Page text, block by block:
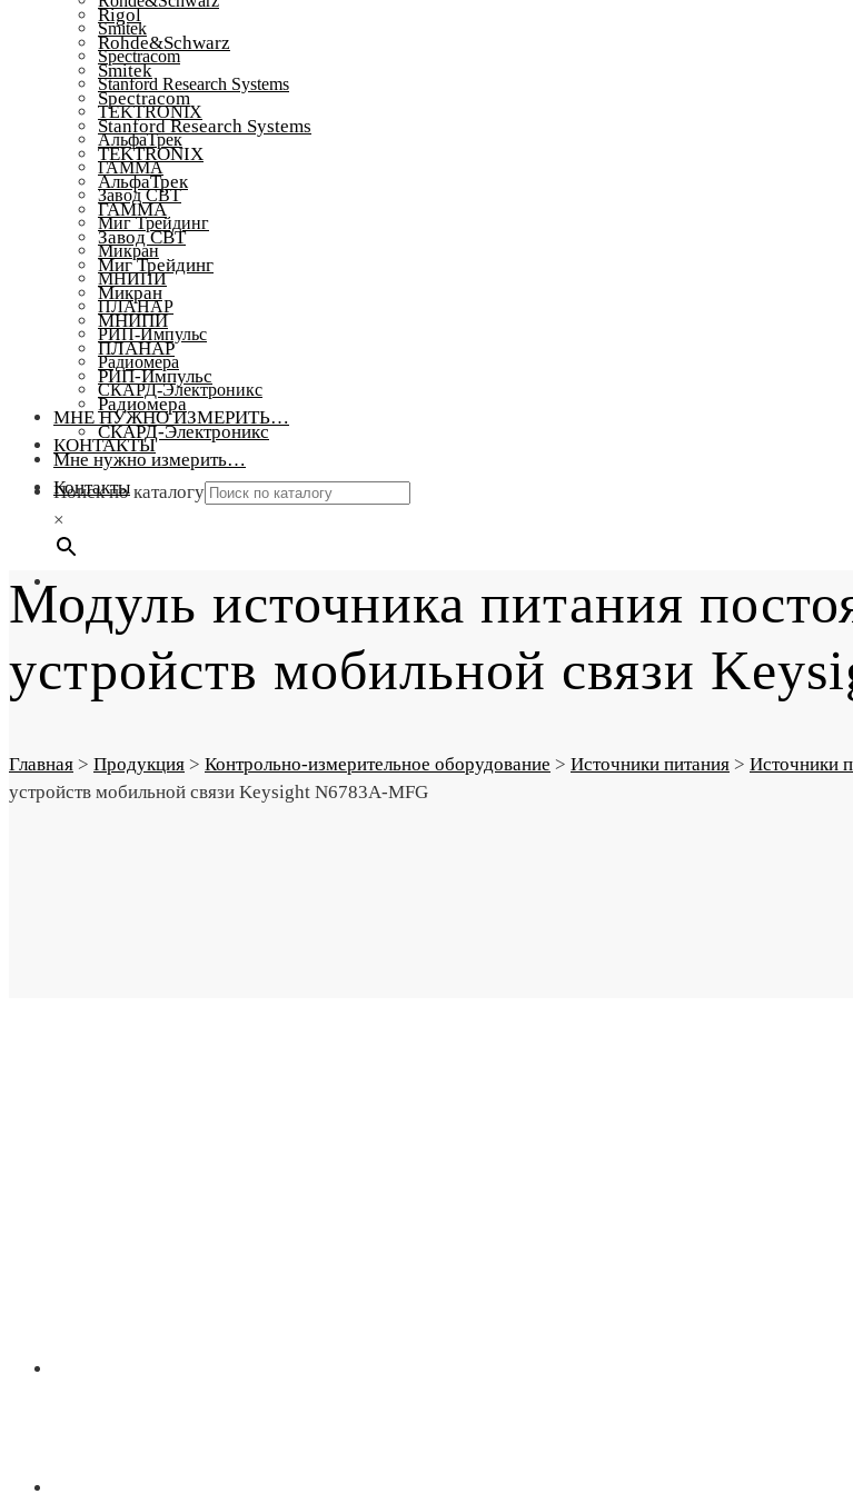
Smitek
Spectracom
Stanford Research Systems
TEKTRONIX
АльфаТрек
ГАММА
Завод СВТ
Миг Трейдинг
Микран
МНИПИ
ПЛАНАР
РИП-Импульс
Радиомера
СКАРД-Электроникс
МНЕ НУЖНО ИЗМЕРИТЬ…
КОНТАКТЫ
Поиск по каталогу
×
Rigol
Rohde&Schwarz
Smitek
Spectracom
Stanford Research Systems
TEKTRONIX
АльфаТрек
ГАММА
Завод СВТ
Миг Трейдинг
Микран
МНИПИ
ПЛАНАР
РИП-Импульс
Радиомера
СКАРД-Электроникс
Мне нужно измерить…
Контакты
Модуль источника питания
устройств мобильной связи
Главная > Продукция > Контрольно-измерительное оборудование > Источники питания > Источники
устройств мобильной связи Keysight N6783A-MFG